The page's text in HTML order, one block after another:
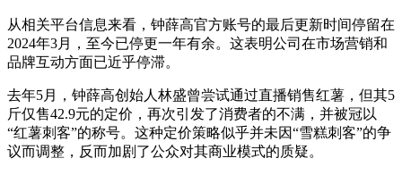
从相关平台信息来看，钟薛高官方账号的最后更新时间停留在
2024年3月，至今已停更一年有余。这表明公司在市场营销和
品牌互动方面已近乎停滞。
去年5月，钟薛高创始人林盛曾尝试通过直播销售红薯，但其5
斤仅售42.9元的定价，再次引发了消费者的不满，并被冠以
“红薯刺客”的称号。这种定价策略似乎并未因“雪糕刺客”的争
议而调整，反而加剧了公众对其商业模式的质疑。